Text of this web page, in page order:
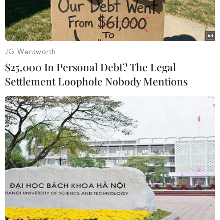
HLV Mai Đức Chung phát biểu. (Nguồn: VFF)
Chiều 17/7, đội tuyển nữ Việt Nam thất bại 3-4
trước Myanmar ở trận tranh hạng 3 giải bóng
đá nữ Đông Nam Á 2022.
Kết quả có phần bất ngờ vì ở lần gặp nhau tại
vòng bảng, tuyển nữ Việt Nam từng thắng đậm
JG Wentworth
$25,000 In Personal Debt? The Legal
Settlement Loophole Nobody Mentions